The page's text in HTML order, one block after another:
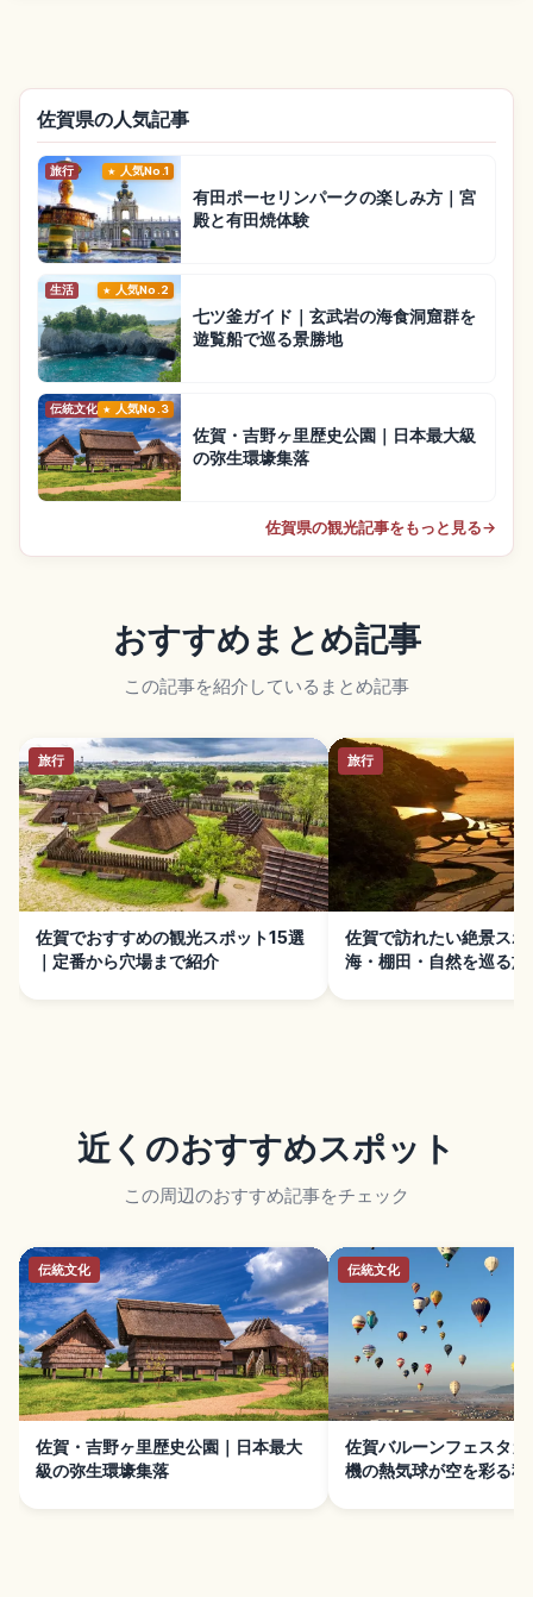
佐賀県の人気記事
旅行 人気No.1
有田ポーセリンパークの楽しみ方｜宮
殿と有田焼体験
生活 人気No.2
七ツ釜ガイド｜玄武岩の海食洞窟群を
遊覧船で巡る景勝地
伝統文化 人気No.3
佐賀・吉野ヶ里歴史公園｜日本最大級
の弥生環壕集落
佐賀県の観光記事をもっと見る→
おすすめまとめ記事
この記事を紹介しているまとめ記事
旅行
佐賀でおすすめの観光スポット15選
｜定番から穴場まで紹介
旅行
佐賀で訪れたい絶景ス
海・棚田・自然を巡る旅
近くのおすすめスポット
この周辺のおすすめ記事をチェック
伝統文化
佐賀・吉野ヶ里歴史公園｜日本最大
級の弥生環壕集落
伝統文化
佐賀バルーンフェスタ
機の熱気球が空を彩る秋